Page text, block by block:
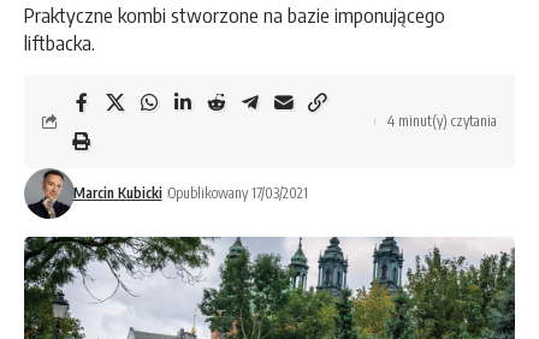
Praktyczne kombi stworzone na bazie imponującego
liftbacka.
Marcin Kubicki Opublikowany 17/03/2021
4 minut(y) czytania